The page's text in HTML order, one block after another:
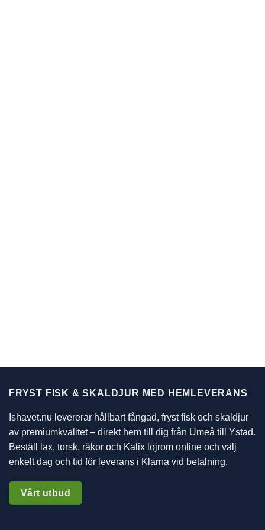
FRYST FISK & SKALDJUR MED HEMLEVERANS
Ishavet.nu levererar hållbart fångad, fryst fisk och skaldjur
av premiumkvalitet – direkt hem till dig från Umeå till Ystad.
Beställ lax, torsk, räkor och Kalix löjrom online och välj
enkelt dag och tid för leverans i Klarna vid betalning.
Vårt utbud